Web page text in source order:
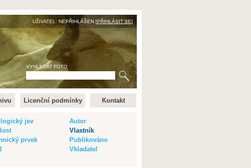
UŽIVATEL: NEPŘIHLÁŠEN [PŘIHLÁSIT SE]
VYHLEDAT FOTO
Licenční podmínky Kontakt
jev
Autor
Vlastník
prvek
Publikováno
Vkladatel